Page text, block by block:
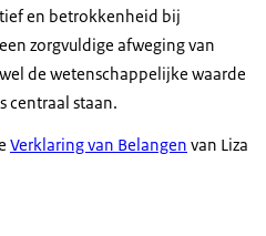
en betrokkenheid bij
zorgvuldige afweging van
de wetenschappelijke waarde
centraal staan.
Verklaring van Belangen van Liza